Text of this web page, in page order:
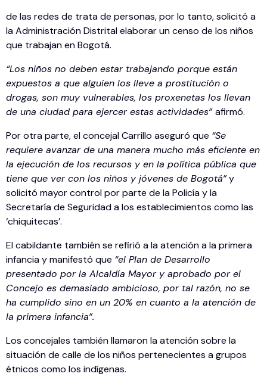
de las redes de trata de personas, por lo tanto, solicitó a
la Administración Distrital elaborar un censo de los niños
que trabajan en Bogotá.
“Los niños no deben estar trabajando porque están
expuestos a que alguien los lleve a prostitución o
drogas, son muy vulnerables, los proxenetas los llevan
de una ciudad para ejercer estas actividades”afirmó.
Por otra parte, el concejal Carrillo aseguró que “Se
requiere avanzar de una manera mucho más eficiente en
la ejecución de los recursos y en la política pública que
tiene que ver con los niños y jóvenes de Bogotá”y
solicitó mayor control por parte de la Policía y la
Secretaría de Seguridad a los establecimientos como las
‘chiquitecas’.
El cabildante también se refirió a la atención a la primera
infancia y manifestó que “el Plan de Desarrollo
presentado por la Alcaldía Mayor y aprobado por el
Concejo es demasiado ambicioso, por tal razón, no se
ha cumplido sino en un 20% en cuanto a la atención de
la primera infancia”.
Los concejales también llamaron la atención sobre la
situación de calle de los niños pertenecientes a grupos
étnicos como los indígenas.